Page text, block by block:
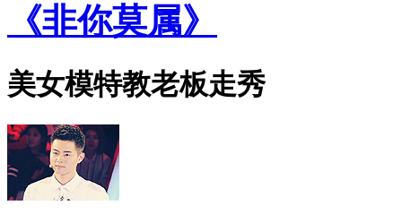
《非你莫属》
美女模特教老板走秀